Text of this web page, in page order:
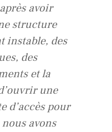
avoir
structure
instable, des
des
et la
une
d’accès pour
avons